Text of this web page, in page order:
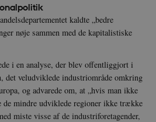
kaldte „bedre
nøje sammen med de kapitalistiske
i en analyse, der blev offentliggjort i
det veludviklede industriområde omkring
og advarede om, at „hvis man ikke
mindre udviklede regioner ikke trække
miste visse af de industriforetagender,